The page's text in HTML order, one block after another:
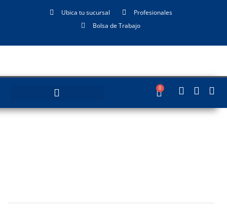
Ubica tu sucursal
Profesionales
Bolsa de Trabajo
0